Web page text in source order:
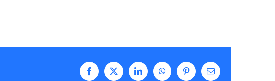
Facebook
X LinkedInWhatsAppPinterestEmail